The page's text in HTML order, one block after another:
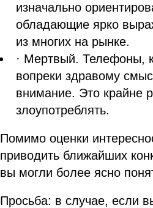
изначально
обладающие ярко
из многих на рынке.
· Мертвый. Телефоны,
вопреки здравому
внимание. Это крайне
злоупотреблять.
Помимо оценки
приводить ближайших
вы могли более ясно
Просьба: в случае, если